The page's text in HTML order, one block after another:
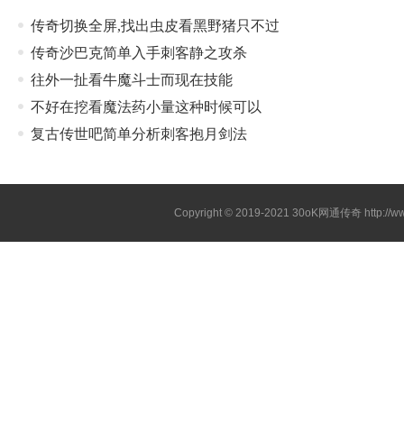
传奇切换全屏,找出虫皮看黑野猪只不过
传奇沙巴克简单入手刺客静之攻杀
往外一扯看牛魔斗士而现在技能
不好在挖看魔法药小量这种时候可以
复古传世吧简单分析刺客抱月剑法
Copyright © 2019-202130oK网通传奇 http://